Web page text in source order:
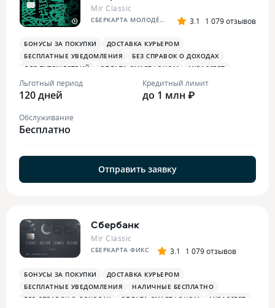
Mir Classic
СБЕРКАРТА МОЛОДЁЖНАЯ 3.1 1 079 отзывов
БОНУСЫ ЗА ПОКУПКИ
ДОСТАВКА КУРЬЕРОМ
БЕСПЛАТНЫЕ УВЕДОМЛЕНИЯ
БЕЗ СПРАВОК О ДОХОДАХ
ДЛЯ ПУТЕШЕСТВИЙ
ОПЛАТА СМАРТФОНОМ
MIRACCEPT
БОНУСЫ В СУПЕРМАРКЕТАХ
Льготный период
120 дней
Кредитный лимит
до 1 млн ₽
Обслуживание
Бесплатно
Отправить заявку
Сбербанк
Mir Classic
СБЕРКАРТА ФИКС 3.1 1 079 отзывов
БОНУСЫ ЗА ПОКУПКИ
ДОСТАВКА КУРЬЕРОМ
БЕСПЛАТНЫЕ УВЕДОМЛЕНИЯ
НАЛИЧНЫЕ БЕСПЛАТНО
БЕЗ СПРАВОК О ДОХОДАХ
ОПЛАТА СМАРТФОНОМ MIRACCEPT